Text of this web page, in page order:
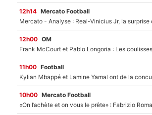
12h14 Mercato Football
12h00 OM
11h00 Football
10h00 Mercato Football